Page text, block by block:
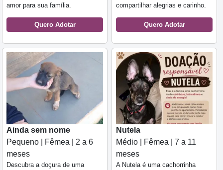
amor para sua família.
Quero Adotar
compartilhar alegrias e carinho.
Quero Adotar
Ainda sem nome
Pequeno | Fêmea | 2 a 6
meses
Descubra a doçura de uma
Nutela
Médio | Fêmea | 7 a 11
meses
A Nutela é uma cachorrinha